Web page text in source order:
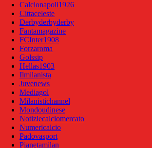
Calcionapoli1926
Cittaceleste
Derbyderbyderby
Fantamagazine
FCInter1908
Forzaroma
Golssip
Hellas1903
Ilmilanista
Juvenews
Mediagol
Milanistichannel
Mondoudinese
Notiziecalciomercato
Numericalcio
Padovasport
Pianetamilan